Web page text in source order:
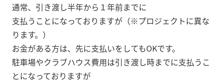
通常、引き渡し半年から１年前までに
支払うことになっておりますが（※プロジェクトに異な
ります。）
お金がある方は、先に支払いをしてもOKです。
駐車場やクラブハウス費用は引き渡し時までに支払うこ
とになっておりますが